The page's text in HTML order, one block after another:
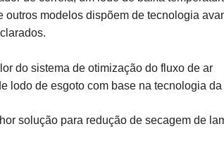
outros modelos dispõem de tecnologia
do sistema de otimização do fluxo de ar
lodo de esgoto com base na tecnologia
solução para redução de secagem de